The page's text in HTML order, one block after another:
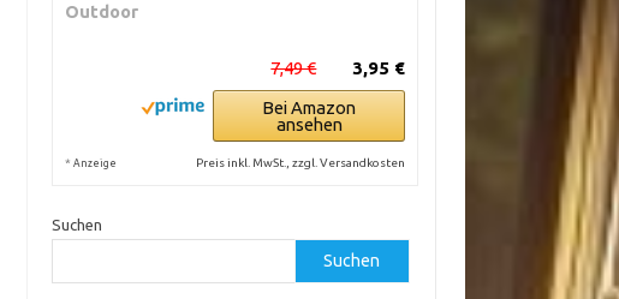
Outdoor
3,95 €
7,49 €
Bei Amazon
ansehen
* Anzeige Preis inkl. MwSt., zzgl. Versandkosten
Suchen
Suchen